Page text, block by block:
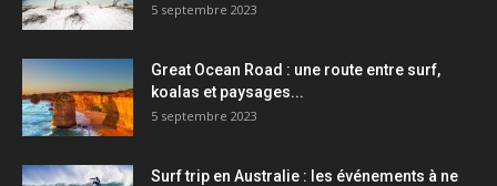
5 septembre 2023
Great Ocean Road : une route entre surf,
koalas et paysages...
5 septembre 2023
Surf trip en Australie : les événements à ne